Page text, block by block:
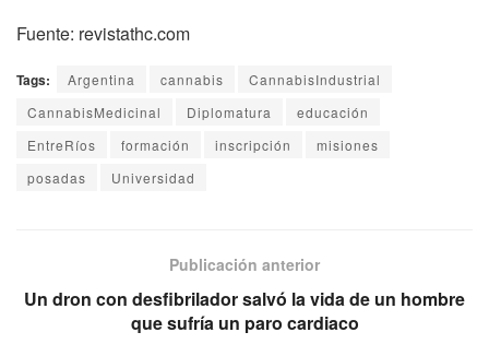
Fuente: revistathc.com
Tags: Argentina cannabis
CannabisIndustrial
CannabisMedicinal
Diplomatura
educación
EntreRíos
formación inscripción
misiones
posadas
Universidad
Publicación anterior
Un dron con desfibrilador salvó la vida de un hombre
que sufría un paro cardiaco